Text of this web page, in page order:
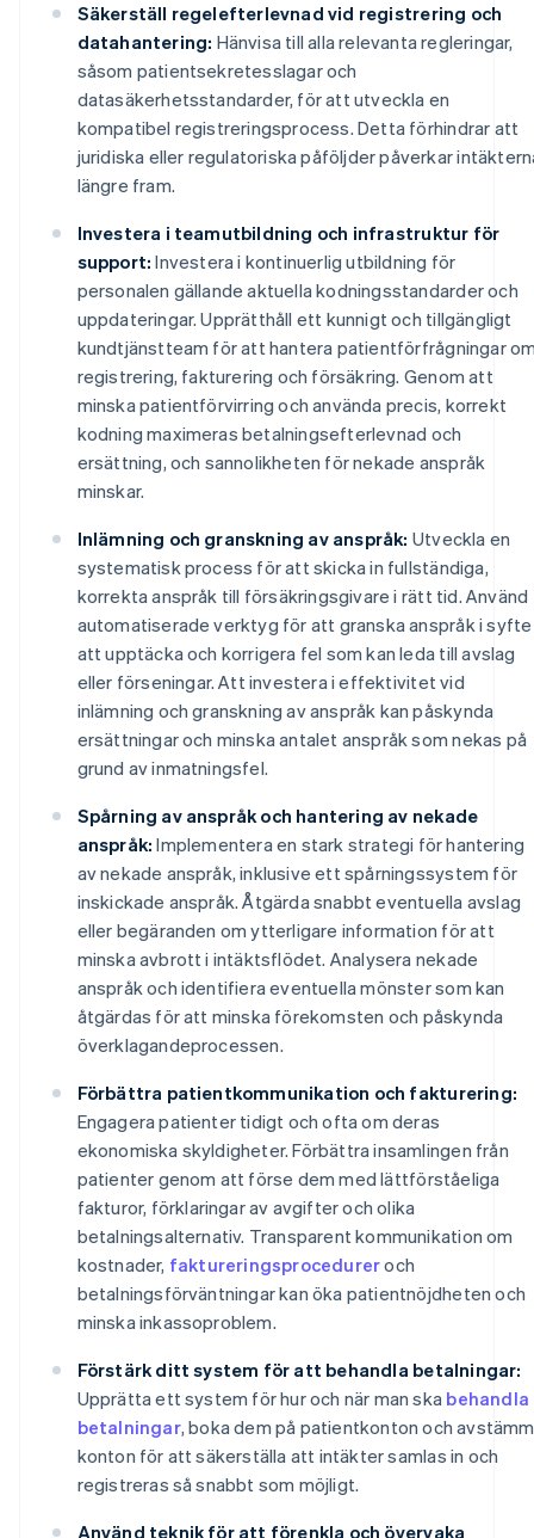
Säkerställ regelefterlevnad vid registrering och
datahantering: Hänvisa till alla relevanta regleringar,
såsom patientsekretesslagar och
datasäkerhetsstandarder, för att utveckla en
kompatibel registreringsprocess. Detta förhindrar att
juridiska eller regulatoriska påföljder påverkar
längre fram.
Investera i teamutbildning och infrastruktur för
support: Investera i kontinuerlig utbildning för
personalen gällande aktuella kodningsstandarder och
uppdateringar. Upprätthåll ett kunnigt och tillgängligt
kundtjänstteam för att hantera patientförfrågningar
registrering, fakturering och försäkring. Genom att
minska patientförvirring och använda precis, korrekt
kodning maximeras betalningsefterlevnad och
ersättning, och sannolikheten för nekade anspråk
minskar.
Inlämning och granskning av anspråk: Utveckla en
systematisk process för att skicka in fullständiga,
korrekta anspråk till försäkringsgivare i rätt tid. Använd
automatiserade verktyg för att granska anspråk i syfte
att upptäcka och korrigera fel som kan leda till avslag
eller förseningar. Att investera i effektivitet vid
inlämning och granskning av anspråk kan påskynda
ersättningar och minska antalet anspråk som nekas på
grund av inmatningsfel.
Spårning av anspråk och hantering av nekade
anspråk: Implementera en stark strategi för hantering
av nekade anspråk, inklusive ett spårningssystem för
inskickade anspråk. Åtgärda snabbt eventuella avslag
eller begäranden om ytterligare information för att
minska avbrott i intäktsflödet. Analysera nekade
anspråk och identifiera eventuella mönster som kan
åtgärdas för att minska förekomsten och påskynda
överklagandeprocessen.
Förbättra patientkommunikation och fakturering:
Engagera patienter tidigt och ofta om deras
ekonomiska skyldigheter. Förbättra insamlingen från
patienter genom att förse dem med lättförståeliga
fakturor, förklaringar av avgifter och olika
betalningsalternativ. Transparent kommunikation om
kostnader, faktureringsprocedureroch
betalningsförväntningar kan öka patientnöjdheten och
minska inkassoproblem.
Förstärk ditt system för att behandla betalningar:
Upprätta ett system för hur och när man ska behandla
betalningar, boka dem på patientkonton och
konton för att säkerställa att intäkter samlas in och
registreras så snabbt som möjligt.
Använd teknik för att förenkla och övervaka